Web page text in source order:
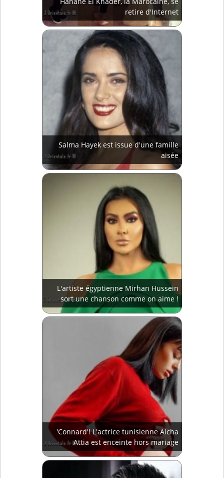
retire d'Internet
Salma Hayek est issue d'une famille
aisée
L'artiste égyptienne Mirhan Hussein
sort une chanson comme on aime !
'Connard'! L'actrice tunisienne Aicha
Attia est enceinte hors mariage